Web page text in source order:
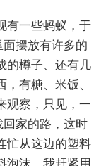
有一些蚂蚁，于
面摆放有许多的
的樽子、还有几
有糖、米饭、
察，只见，一
回家的路，这时
忙从这边的塑料